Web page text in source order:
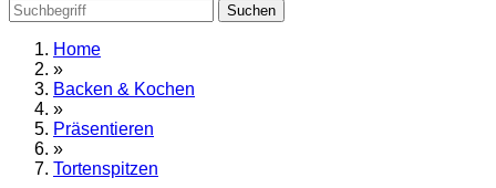
Suchen
Home
»
Backen & Kochen
»
Präsentieren
»
Tortenspitzen